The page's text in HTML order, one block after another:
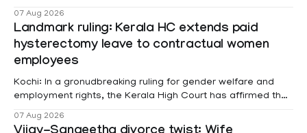
07 Aug 2026
Landmark ruling: Kerala HC extends paid
hysterectomy leave to contractual women
employees
Kochi: In a gronudbreaking ruling for gender welfare and
employment rights, the Kerala High Court has affirmed that
projects are eligible for paid medical leave following
07 Aug 2026